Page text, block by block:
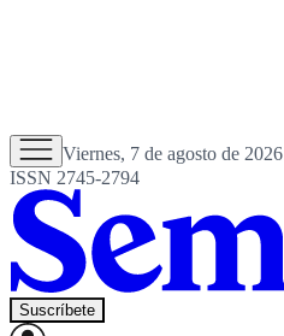
Viernes, 7 de agosto de 2026
ISSN 2745-2794
Suscríbete